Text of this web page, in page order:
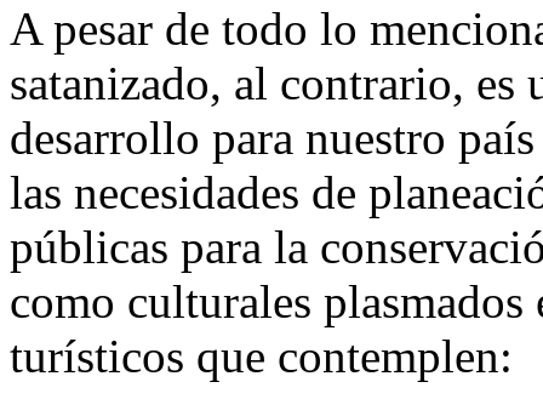
A pesar de todo lo
satanizado, al contrario, es
desarrollo para nuestro
las necesidades de
públicas para la
como culturales
turísticos que contemplen: